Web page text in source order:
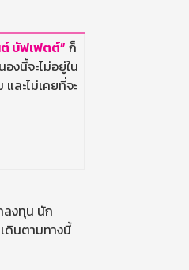
ต์ บัฟเฟตต์” ก็
งนี้จะไม่อยู่ใน
ละไม่เคยที่จะ
ลงทุน นัก
ดินตามทางนี้